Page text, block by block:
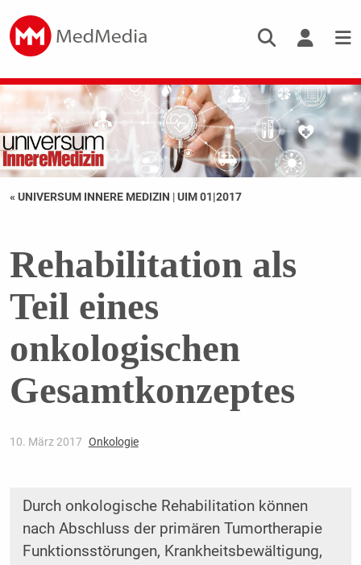
« UNIVERSUM INNERE MEDIZIN |UIM 01|2017
Rehabilitation als
Teil eines
onkologischen
Gesamtkonzeptes
10. März 2017 Onkologie
Durch onkologische Rehabilitation können
nach Abschluss der primären Tumortherapie
Funktionsstörungen, Krankheitsbewältigung,